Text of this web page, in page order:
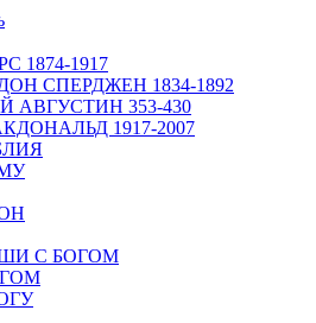
1874-1917
СПЕРДЖЕН 1834-1892
353-430
1917-2007
С БОГОМ